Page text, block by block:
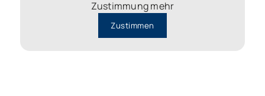
der anfallenden Gebühren für die Eintragung ins
Grundbuch und die Dienstleistungen des Notars.
Zustimmung mehr
Zustimmen